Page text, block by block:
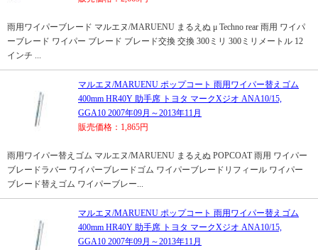
雨用ワイパーブレード マルエヌ/MARUENU まるえぬ μ Techno rear 雨用 ワイパ
ーブレード ワイパー ブレード ブレード交換 交換 300ミリ 300ミリメートル 12
インチ ...
マルエヌ/MARUENU ポップコート 雨用ワイパー替えゴム
400mm HR40Y 助手席 トヨタ マークXジオ ANA10/15,
GGA10 2007年09月～2013年11月
販売価格：1,865円
雨用ワイパー替えゴム マルエヌ/MARUENU まるえぬ POPCOAT 雨用 ワイパー
ブレードラバー ワイパーブレードゴム ワイパーブレードリフィール ワイパー
ブレード替えゴム ワイパーブレー...
マルエヌ/MARUENU ポップコート 雨用ワイパー替えゴム
400mm HR40Y 助手席 トヨタ マークXジオ ANA10/15,
GGA10 2007年09月～2013年11月